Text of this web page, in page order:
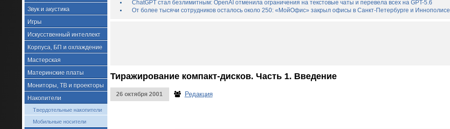
Звук и акустика
Игры
Искусственный интеллект
Корпуса, БП и охлаждение
Мастерская
Материнские платы
Мониторы, ТВ и проекторы
Накопители
Твердотельные накопители
Мобильные носители
ChatGPT стал безлимитным: OpenAI отменила ограничения на текстовые чаты и перевела всех на GPT-5.6
От более тысячи сотрудников осталось около 250: «МойОфис» закрыл офисы в Санкт-Петербурге и Иннополисе
Тиражирование компакт-дисков. Часть 1. Введение
26 октября 2001 Редакция